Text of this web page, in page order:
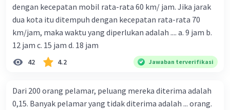
dengan kecepatan mobil rata-rata 60 km/ jam. Jika jarak
dua kota itu ditempuh dengan kecepatan rata-rata 70
km/jam, maka waktu yang diperlukan adalah .... a. 9 jam b.
12 jam c. 15 jam d. 18 jam
42 4.2 Jawaban terverifikasi
Dari 200 orang pelamar, peluang mereka diterima adalah
0,15. Banyak pelamar yang tidak diterima adalah ... orang.